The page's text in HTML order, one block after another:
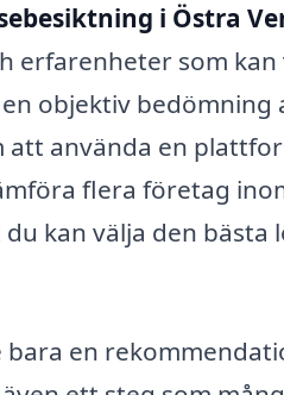
i Östra
erfarenheter som
objektiv bedömning
använda en
flera företag
kan välja den bästa
en